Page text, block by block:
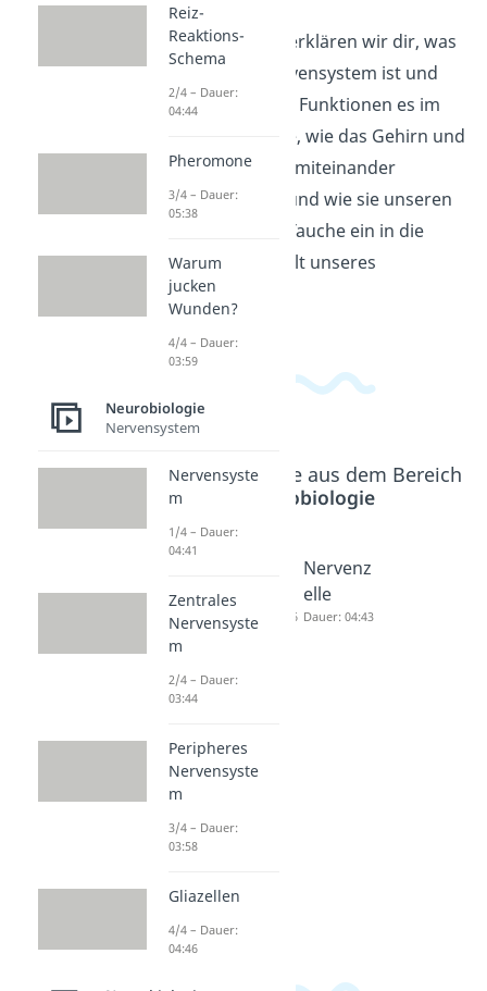
In diesem Video erklären wir dir, was
das Zentrale Nervensystem ist und
welche wichtigen Funktionen es im
Körper hat. Lerne, wie das Gehirn und
das Rückenmark miteinander
kommunizieren und wie sie unseren
Körper steuern. Tauche ein in die
faszinierende Welt unseres
Nervensystems!
Beliebte Inhalte aus dem Bereich
Neurobiologie
es
Nervens
ystem
n
Dauer: 04:46
Nervenz
elle
Dauer: 04:43
Reiz-
Reaktions-
Schema
2/4 – Dauer:
04:44
Pheromone
3/4 – Dauer:
05:38
Warum
jucken
Wunden?
4/4 – Dauer:
03:59
Neurobiologie
Nervensystem
Nervensyste
m
1/4 – Dauer:
04:41
Zentrales
Nervensyste
m
2/4 – Dauer:
03:44
Peripheres
Nervensyste
m
3/4 – Dauer:
03:58
Gliazellen
4/4 – Dauer:
04:46